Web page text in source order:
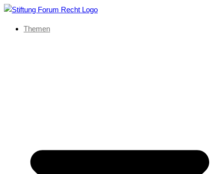
Themen